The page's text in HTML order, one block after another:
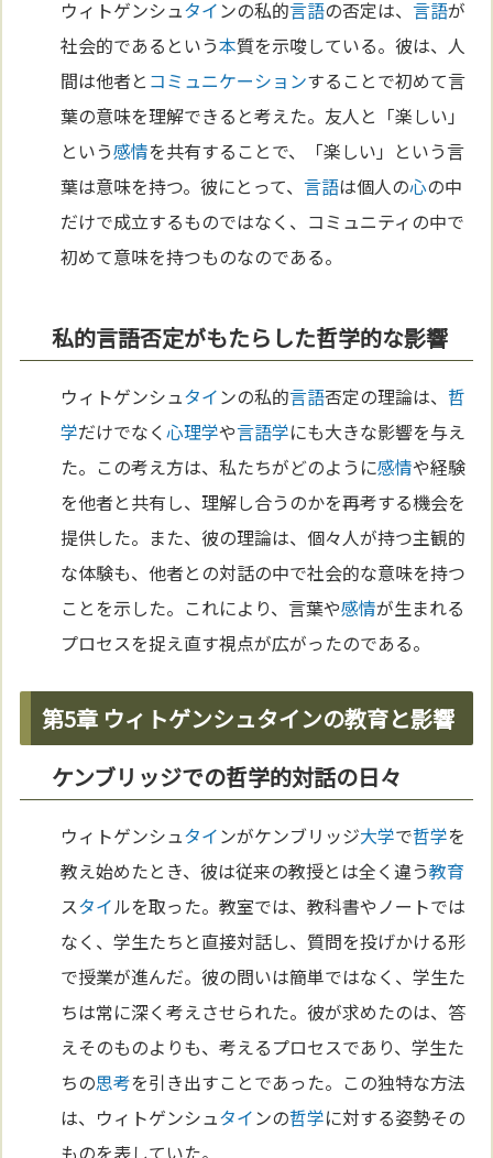
ウィトゲンシュタイ ンの私的言語の否定は、言語が
社会的であるという本質を示唆している。彼は、人
間は他者と コミュニケーションすることで初めて言
葉の意味を理解できると考えた。友人と「楽しい」
という感情を共有することで、「楽しい」という言
葉は意味を持つ。彼にとって、言語は個人の心の中
だけで成立するものではなく、コミュニティの中で
初めて意味を持つものなのである。
私的言語否定がもたらした哲学的な影響
ウィトゲンシュタイ ンの私的言語否定の理論は、 哲
学だけでなく心理学や言語学にも大きな影響を与え
た。この考え方は、私たちがどのように感情や経験
を他者と共有し、理解し合うのかを再考する機会を
提供した。また、彼の理論は、個々人が持つ主観的
な体験も、他者との対話の中で社会的な意味を持つ
ことを示した。これにより、言葉や感情が生まれる
プロセスを捉え直す視点が広がったのである。
第5章 ウィトゲンシュタインの教育と影響
ケンブリッジでの哲学的対話の日々
ウィトゲンシュタインがケンブリッジ大学で哲学を
教え始めたとき、彼は従来の教授とは全く違う教育
スタイルを取った。教室では、教科書やノートでは
なく、学生たちと直接対話し、質問を投げかける形
で授業が進んだ。彼の問いは簡単ではなく、学生た
ちは常に深く考えさせられた。彼が求めたのは、答
えそのものよりも、考えるプロセスであり、学生た
ちの思考を引き出すことであった。この独特な方法
は、ウィトゲンシュタインの哲学に対する姿勢その